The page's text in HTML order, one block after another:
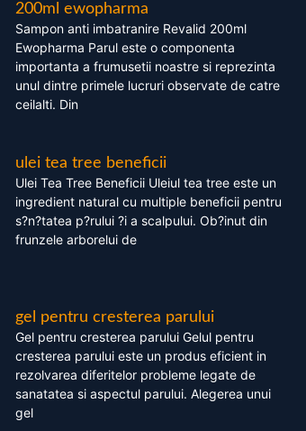
200ml ewopharma
Sampon anti imbatranire Revalid 200ml
Ewopharma Parul este o componenta
importanta a frumusetii noastre si reprezinta
unul dintre primele lucruri observate de catre
ceilalti. Din
ulei tea tree beneficii
Ulei Tea Tree Beneficii Uleiul tea tree este un
ingredient natural cu multiple beneficii pentru
s?n?tatea p?rului ?i a scalpului. Ob?inut din
frunzele arborelui de
gel pentru cresterea parului
Gel pentru cresterea parului Gelul pentru
cresterea parului este un produs eficient in
rezolvarea diferitelor probleme legate de
sanatatea si aspectul parului. Alegerea unui
gel